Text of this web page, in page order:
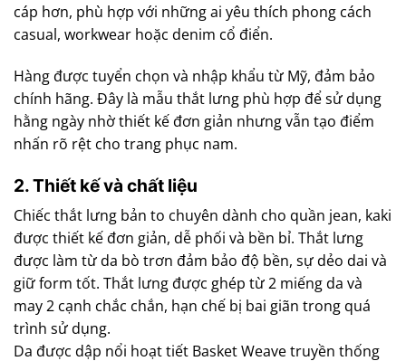
cáp hơn, phù hợp với những ai yêu thích phong cách
casual, workwear hoặc denim cổ điển.
Hàng được tuyển chọn và nhập khẩu từ Mỹ, đảm bảo
chính hãng. Đây là mẫu thắt lưng phù hợp để sử dụng
hằng ngày nhờ thiết kế đơn giản nhưng vẫn tạo điểm
nhấn rõ rệt cho trang phục nam.
2. Thiết kế và chất liệu
Chiếc thắt lưng bản to chuyên dành cho quần jean, kaki
được thiết kế đơn giản, dễ phối và bền bỉ. Thắt lưng
được làm từ da bò trơn đảm bảo độ bền, sự dẻo dai và
giữ form tốt. Thắt lưng được ghép từ 2 miếng da và
may 2 cạnh chắc chắn, hạn chế bị bai giãn trong quá
trình sử dụng.
Da được dập nổi hoạt tiết Basket Weave truyền thống